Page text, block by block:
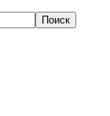
Поиск